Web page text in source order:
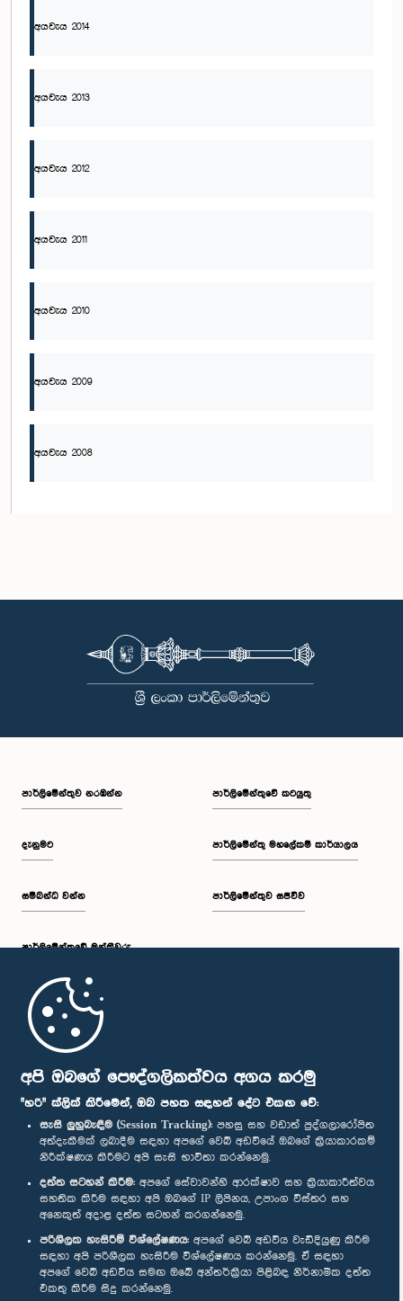
අපි ඔබගේ පෞද්ගලිකත්වය අගය කරමු
"හරි" ක්ලික් කිරීමෙන්, ඔබ පහත සඳහන් දේට එකඟ වේ:
සැසි ලුහුබැඳීම (Session Tracking): පහසු සහ වඩාත් පුද්ගලාරෝපිත
අත්දැකීමක් ලබාදීම සඳහා අපගේ වෙබ් අඩවියේ ඔබගේ ක්‍රියාකාරකම්
නිරීක්ෂණය කිරීමට අපි සැසි භාවිතා කරන්නෙමු.
දත්ත සටහන් කිරීම: අපගේ සේවාවන්හි ආරක්ෂාව සහ ක්‍රියාකාරීත්වය
සහතික කිරීම සඳහා අපි ඔබගේ IP ලිපිනය, උපාංග විස්තර සහ
අනෙකුත් අදාළ දත්ත සටහන් කරගන්නෙමු.
පරිශීලක හැසිරීම් විශ්ලේෂණය: අපගේ වෙබ් අඩවිය වැඩිදියුණු කිරීම
සඳහා අපි පරිශීලක හැසිරීම විශ්ලේෂණය කරන්නෙමු. ඒ සඳහා
අපගේ වෙබ් අඩවිය සමඟ ඔබේ අන්තර්ක්‍රියා පිළිබඳ නිර්නාමික දත්ත
එකතු කිරීම සිදු කරන්නෙමු.
අයවැය 2014
අයවැය 2013
අයවැය 2012
අයවැය 2011
අයවැය 2010
අයවැය 2009
අයවැය 2008
පාර්ලි‌මේන්තුව නරඹන්න
දැනුමට
සම්බන්ධ වන්න
පාර්ලි‌මේන්තුවේ මන්ත්‍රීවරු
මුල් පිටුව
පාර්ලිමේන්තුවේ කටයුතු
පාර්ලිමේන්තු මහලේකම් කාර්යාලය
පාර්ලිමේන්තුව සජීවීව
පාර්ලිමේන්තු ජංගම යෙදුම
අප හා සම්බන්ධ වී සිටින්න :
සම්මාන
පෞද්ගලිකත්ව ප්‍රතිපත්තිය